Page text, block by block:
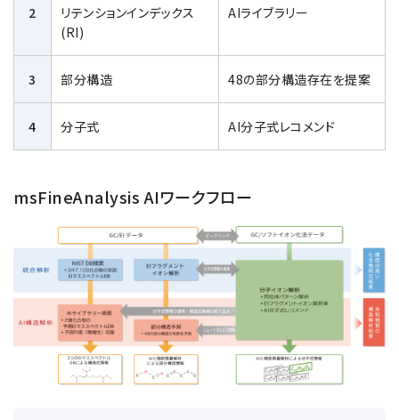
2
リテンションインデックス
(RI)
AIライブラリー
3 部分構造 48の部分構造存在を提案
4 分子式 AI分子式レコメンド
msFineAnalysis AIワークフロー